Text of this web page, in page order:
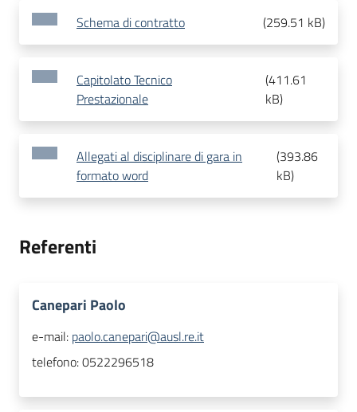
Schema di contratto (259.51 kB)
Capitolato Tecnico
Prestazionale
(411.61
kB)
Allegati al disciplinare di gara in
formato word
(393.86
kB)
Referenti
Canepari Paolo
e-mail: paolo.canepari@ausl.re.it
telefono:0522296518